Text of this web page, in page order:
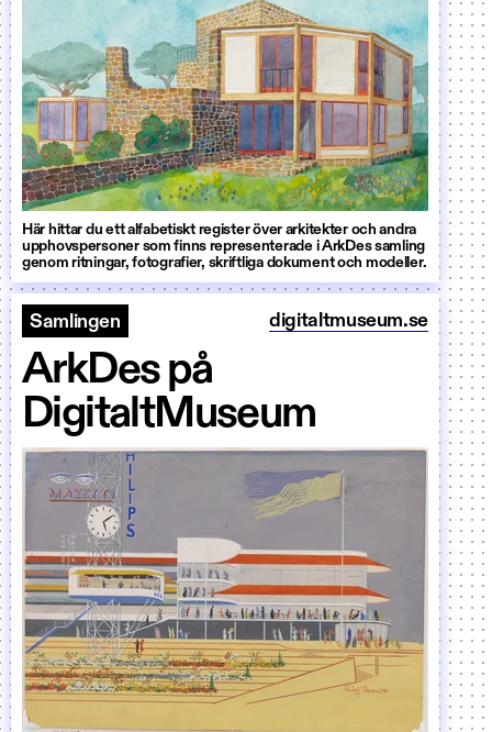
Här hittar du ett alfabetiskt register över arkitekter och andra
upphovspersoner som finns representerade i ArkDes samling
genom ritningar, fotografier, skriftliga dokument och modeller.
Samlingen digitaltmuseum.se
ArkDes på
DigitaltMuseum